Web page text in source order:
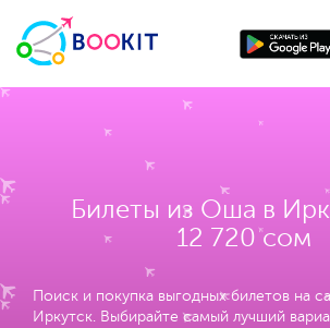
Билеты из Оша в
12 720 сом
Поиск и покупка выгодных билетов на
Иркутск. Выбирайте самый лучший